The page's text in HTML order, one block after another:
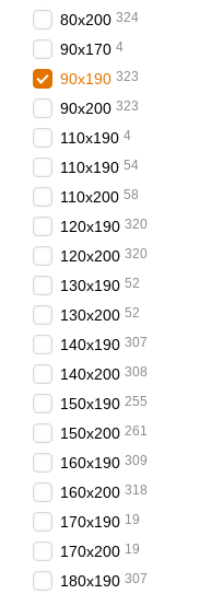
80x200 324
90х170 4
90x190 323
90x200 323
110x190 4
110x190 54
110x200 58
120x190 320
120x200 320
130x190 52
130x200 52
140x190 307
140x200 308
150x190 255
150x200 261
160x190 309
160x200 318
170х190 19
170х200 19
180x190 307